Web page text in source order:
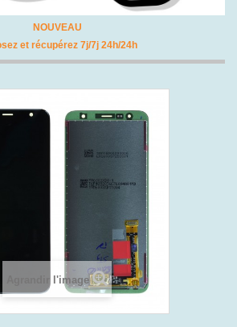
NOUVEAU
et récupérez 7j/7j 24h/24h
Agrandir l'image